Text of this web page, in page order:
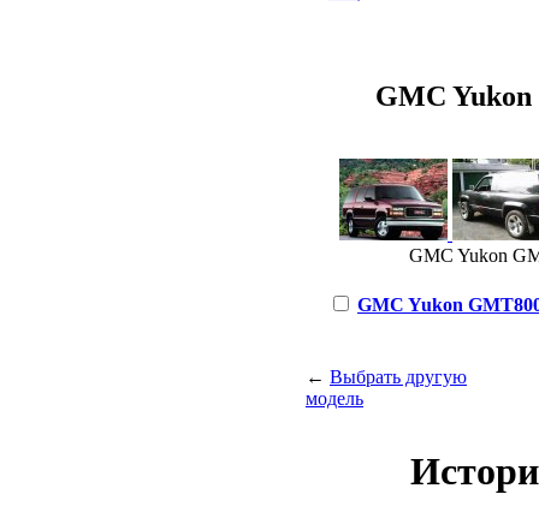
GMC Yukon
GMC Yukon
GMC Yukon
← Выбрать другую
модель